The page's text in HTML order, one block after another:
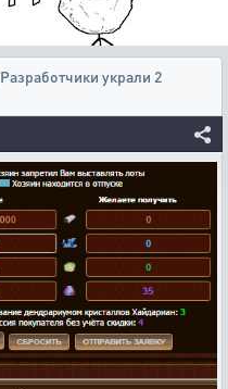
Разработчики украли 2